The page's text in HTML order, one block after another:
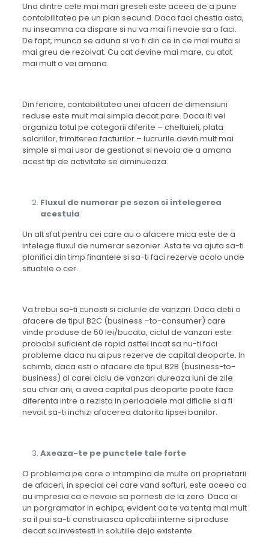
Una dintre cele mai mari greseli este aceea de a pune
contabilitatea pe un plan secund. Daca faci chestia asta,
nu inseamna ca dispare si nu va mai fi nevoie sa o faci.
De fapt, munca se aduna si va fi din ce in ce mai multa si
mai greu de rezolvat. Cu cat devine mai mare, cu atat
mai mult o vei amana.
Din fericire, contabilitatea unei afaceri de dimensiuni
reduse este mult mai simpla decat pare. Daca iti vei
organiza totul pe categorii diferite – cheltuieli, plata
salariilor, trimiterea facturilor – lucrurile devin mult mai
simple si mai usor de gestionat si nevoia de a amana
acest tip de activitate se diminueaza.
Fluxul de numerar pe sezon si intelegerea
acestuia
Un alt sfat pentru cei care au o afacere mica este de a
intelege fluxul de numerar sezonier. Asta te va ajuta sa-ti
planifici din timp finantele si sa-ti faci rezerve acolo unde
situatiile o cer.
Va trebui sa-ti cunosti si ciclurile de vanzari. Daca detii o
afacere de tipul B2C (business –to-consumer) care
vinde produse de 50 lei/bucata, ciclul de vanzari este
probabil suficient de rapid astfel incat sa nu-ti faci
probleme daca nu ai pus rezerve de capital deoparte. In
schimb, daca esti o afacere de tipul B2B (business-to-
business) al carei ciclu de vanzari dureaza luni de zile
sau chiar ani, a avea capital pus deoparte poate face
diferenta intre a rezista in perioadele mai dificile si a fi
nevoit sa-ti inchizi afacerea datorita lipsei banilor.
Axeaza-te pe punctele tale forte
O problema pe care o intampina de multe ori proprietarii
de afaceri, in special cei care vand softuri, este aceea ca
au impresia ca e nevoie sa pornesti de la zero. Daca ai
un porgramator in echipa, evident ca te va tenta mai mult
sa il pui sa-ti construiasca aplicatii interne si produse
decat sa investesti in solutiile deja existente.